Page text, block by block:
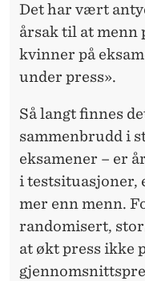
Det har vært
årsak til at menn
kvinner på
under press».
Så langt finnes
sammenbrudd i
eksamener – er
i testsituasjoner,
mer enn menn.
randomisert,
at økt press ikke